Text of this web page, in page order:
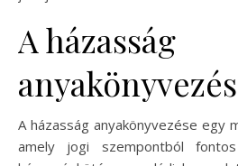
A házasság
A házasság anyakönyvezése egy
amely jogi szempontból